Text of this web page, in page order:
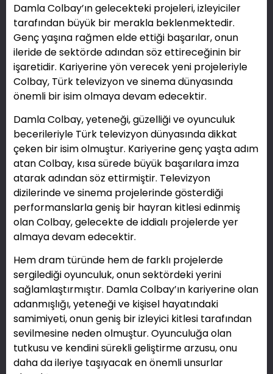
Damla Colbay’ın gelecekteki projeleri, izleyiciler
tarafından büyük bir merakla beklenmektedir.
Genç yaşına rağmen elde ettiği başarılar, onun
ileride de sektörde adından söz ettireceğinin bir
işaretidir. Kariyerine yön verecek yeni projeleriyle
Colbay, Türk televizyon ve sinema dünyasında
önemli bir isim olmaya devam edecektir.
Damla Colbay, yeteneği, güzelliği ve oyunculuk
becerileriyle Türk televizyon dünyasında dikkat
çeken bir isim olmuştur. Kariyerine genç yaşta adım
atan Colbay, kısa sürede büyük başarılara imza
atarak adından söz ettirmiştir. Televizyon
dizilerinde ve sinema projelerinde gösterdiği
performanslarla geniş bir hayran kitlesi edinmiş
olan Colbay, gelecekte de iddialı projelerde yer
almaya devam edecektir.
Hem dram türünde hem de farklı projelerde
sergilediği oyunculuk, onun sektördeki yerini
sağlamlaştırmıştır. Damla Colbay’ın kariyerine olan
adanmışlığı, yeteneği ve kişisel hayatındaki
samimiyeti, onun geniş bir izleyici kitlesi tarafından
sevilmesine neden olmuştur. Oyunculuğa olan
tutkusu ve kendini sürekli geliştirme arzusu, onu
daha da ileriye taşıyacak en önemli unsurlar